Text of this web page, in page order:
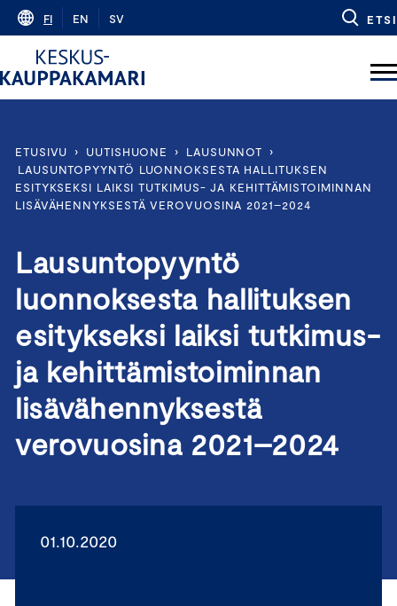
Skip
content
FI EN SV ETSI
ETUSIVU › UUTISHUONE › LAUSUNNOT
›
LAUSUNTOPYYNTÖ LUONNOKSESTA HALLITUKSEN
ESITYKSEKSI LAIKSI TUTKIMUS- JA KEHITTÄMISTOIMINNAN
LISÄVÄHENNYKSESTÄ VEROVUOSINA 2021–2024
Lausuntopyyntö
luonnoksesta hallituksen
esitykseksi laiksi tutkimus-
ja kehittämistoiminnan
lisävähennyksestä
verovuosina 2021–2024
01.10.2020